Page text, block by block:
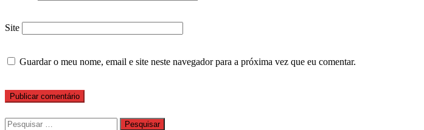
Site
Guardar o meu nome, email e site neste navegador para a próxima vez que eu comentar.
Pesquisar